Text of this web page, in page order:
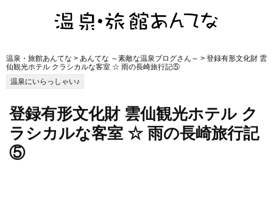
温泉・旅館あんてな > あんてな ～素敵な温泉ブログさん～ > 登録有形文化財 雲
仙観光ホテル クラシカルな客室 ☆ 雨の長崎旅行記⑤
温泉にいらっしゃい♪
登録有形文化財 雲仙観光ホテル ク
ラシカルな客室 ☆ 雨の長崎旅行記
⑤